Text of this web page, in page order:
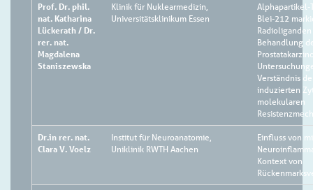
Prof. Dr. phil.
nat. Katharina
Lückerath / Dr.
rer. nat.
Magdalena
Staniszewska
Klinik für Nuklearmedizin,
Universitätsklinikum Essen
Alphapartikel-
Blei-212
Behandlung
Verständnis
induzierten
molekularen
Dr.in rer. nat.
Clara V. Voelz
Institut für Neuroanatomie,
Uniklinik RWTH Aachen
Einfluss von
Kontext von